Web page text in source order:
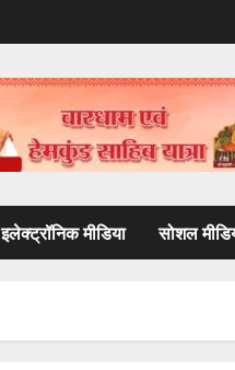
इलेक्ट्रॉनिक मीडिया सोशल